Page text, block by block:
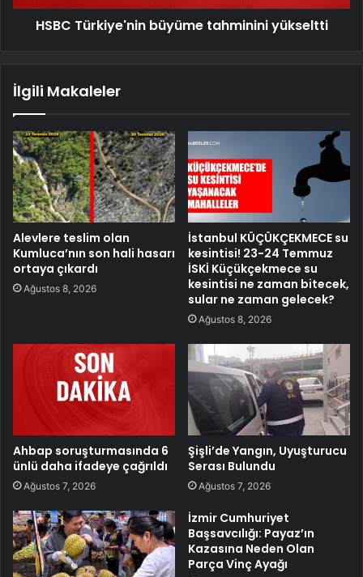
HSBC Türkiye'nin büyüme tahminini yükseltti
İlgili Makaleler
Alevlere teslim olan
Kumluca’nın son hali hasarı
ortaya çıkardı
Ağustos 8, 2026
İstanbul KÜÇÜKÇEKMECE su
kesintisi! 23-24 Temmuz
İSKİ Küçükçekmece su
kesintisi ne zaman bitecek,
sular ne zaman gelecek?
Ağustos 8, 2026
Ahbap soruşturmasında 6
ünlü daha ifadeye çağrıldı
Ağustos 7, 2026
Şişli’de Yangın, Uyuşturucu
Serası Bulundu
Ağustos 7, 2026
İzmir Cumhuriyet
Başsavcılığı: Payaz’ın
Kazasına Neden Olan
Parça Vinç Ayağı